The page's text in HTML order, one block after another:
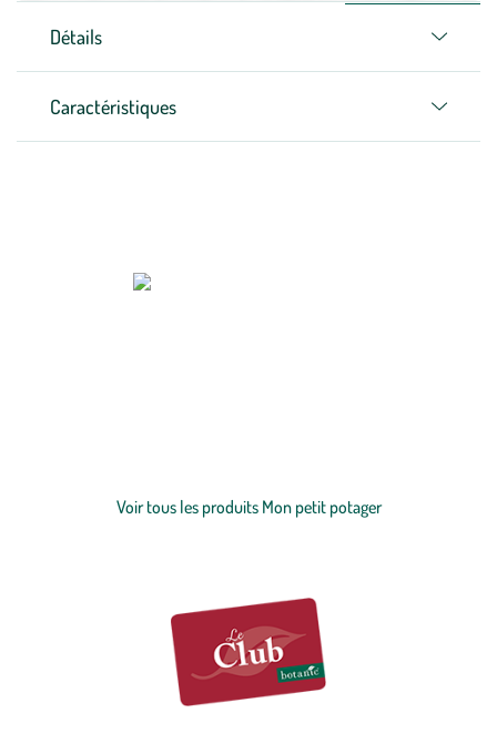
Détails
Caractéristiques
dans le temps qui répondent aux valeurs de botanic®.
Voir tous les produits Mon petit potager